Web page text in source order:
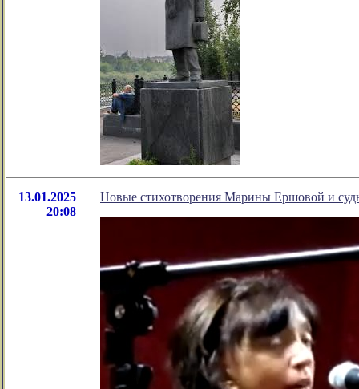
13.01.2025
20:08
Новые стихотворения Марины Ершовой и